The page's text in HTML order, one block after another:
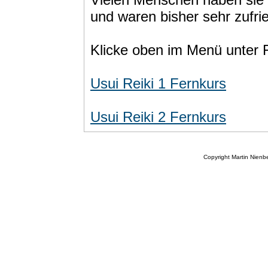
und waren bisher sehr
Klicke oben im Menü unter
Usui Reiki 1 Fernkurs
Usui Reiki 2 Fernkurs
Copyright Martin